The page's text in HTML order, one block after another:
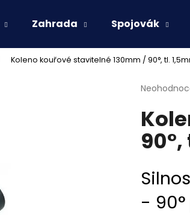
Zahrada Spojovák
Koleno kouřové stavitelné 130mm / 90°, tl.
Průměrné
produktu
je
0,0
z90°,
-
Co potřebujete najít?